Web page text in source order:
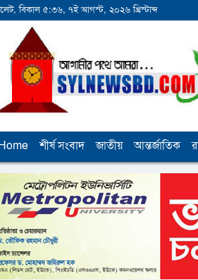
বিকাল ৫:৩৬, ৭ই আগস্ট, ২০২৬ খ্রিস্টাব্দ
শীর্ষ সংবাদ জাতীয় আন্তর্জাতিক